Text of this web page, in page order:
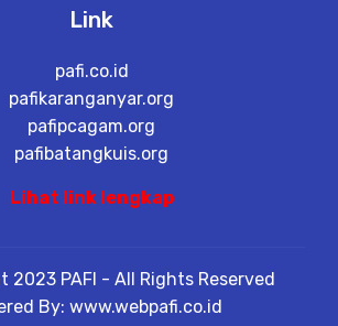
Link
pafi.co.id
pafikaranganyar.org
pafipcagam.org
pafibatangkuis.org
Lihat link lengkap
2023 PAFI - All Rights Reserved
By: www.webpafi.co.id